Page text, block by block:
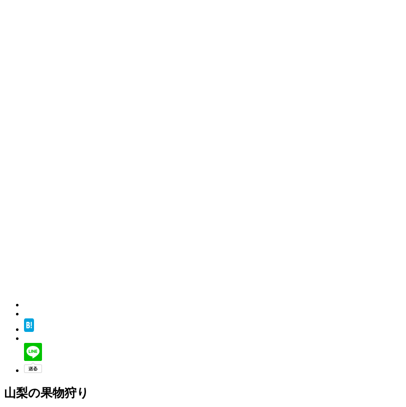
山梨の果物狩り